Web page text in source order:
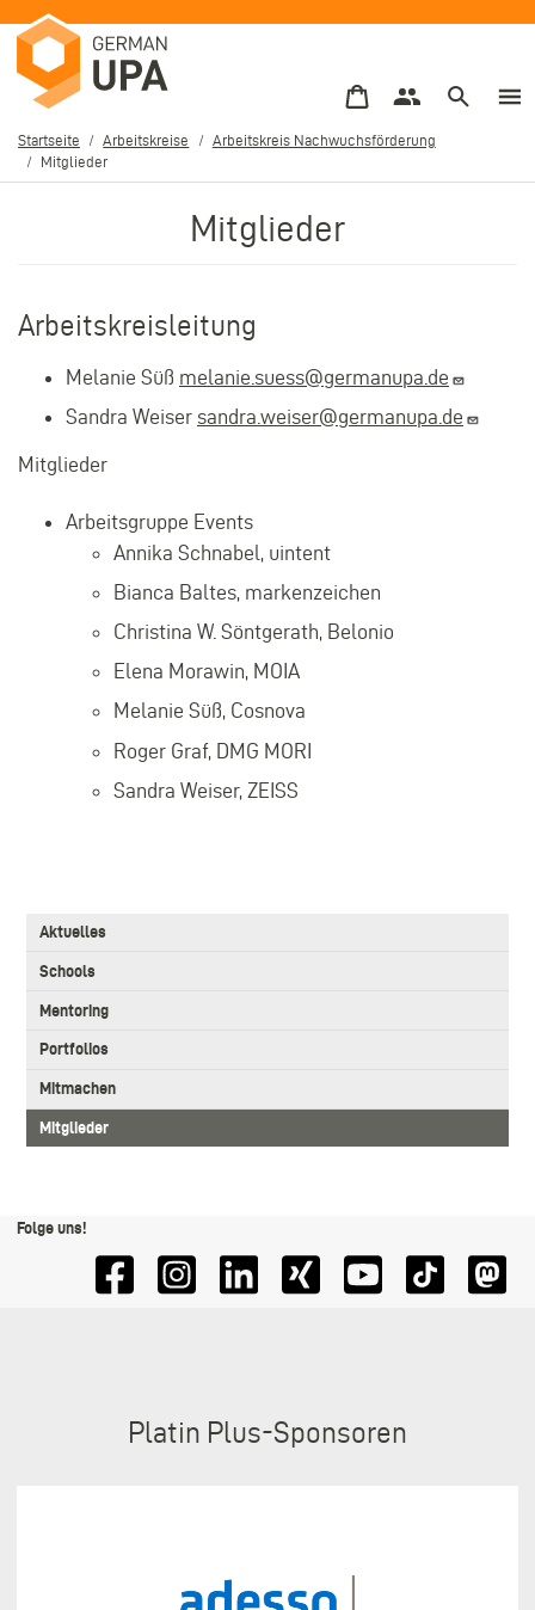
zum
Inhalt
Pfadnavigation
Startseite Arbeitskreise
Arbeitskreis Nachwuchsförderung
Mitglieder
Main
Aktuelles
Schools
Mentoring
Portfolios
Mitmachen
Mitglieder
Mitglieder
Arbeitskreisleitung
Melanie Süß melanie.suess@germanupa.de
Sandra Weiser sandra.weiser@germanupa.de
Mitglieder
Arbeitsgruppe Events
Annika Schnabel, uintent
Bianca Baltes, markenzeichen
Christina W. Söntgerath, Belonio
Elena Morawin, MOIA
Melanie Süß, Cosnova
Roger Graf, DMG MORI
Sandra Weiser, ZEISS
Folge uns!
Platin Plus